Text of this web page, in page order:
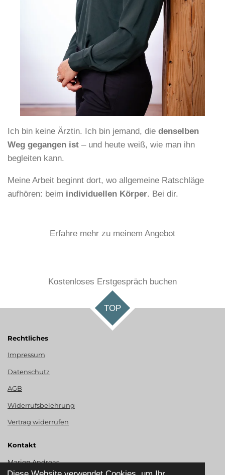
Ich bin keine Ärztin. Ich bin jemand, die denselben
Weg gegangen ist – und heute weiß, wie man ihn
begleiten kann.
Meine Arbeit beginnt dort, wo allgemeine Ratschläge
aufhören: beim individuellen Körper. Bei dir.
Erfahre mehr zu meinem Angebot
Kostenloses Erstgespräch buchen
TOP
Rechtliches
Impressum
Datenschutz
AGB
Widerrufsbelehrung
Vertrag widerrufen
Kontakt
Marion Andreas
Odenwaldstr. 46